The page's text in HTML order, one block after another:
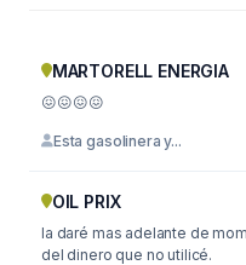
MARTORELL ENERGIA
😖😖😖😖
Esta gasolinera y...
OIL PRIX
la daré mas adelante de momento mal, no me han devuelto el resto
del dinero que no utilicé.